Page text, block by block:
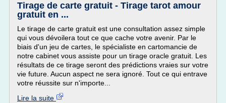
Tirage de carte gratuit - Tirage tarot amour
gratuit en ...
Le tirage de carte gratuit est une consultation assez simple
qui vous dévoilera tout ce que cache votre avenir. Par le
biais d'un jeu de cartes, le spécialiste en cartomancie de
notre cabinet vous assiste pour un tirage oracle gratuit. Les
résultats de ce tirage seront des prédictions vraies sur votre
vie future. Aucun aspect ne sera ignoré. Tout ce qui entrave
votre réussite sur n'importe...
Lire la suite